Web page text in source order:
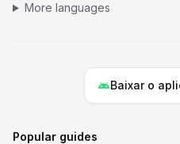
More languages
Baixar o
Popular guides